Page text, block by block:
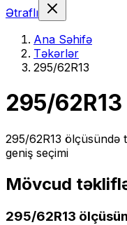
Ətraflı
Ana Səhifə
Təkərlər
295/62R13
295/62R13
295/62R13 ölçüsündə
geniş seçimi
Mövcud
295/62R13